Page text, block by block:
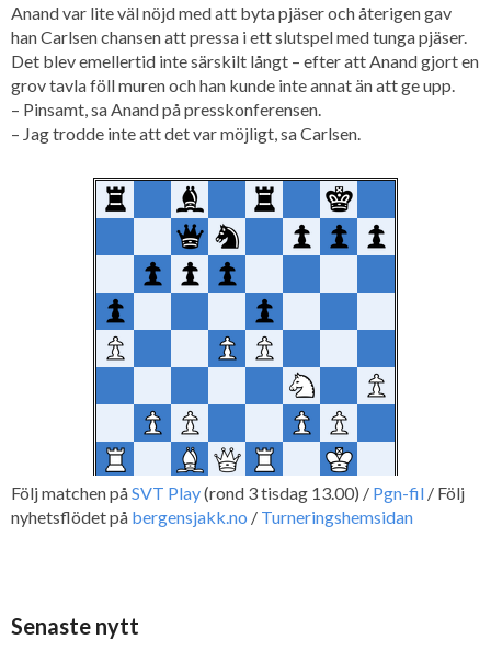
Anand var lite väl nöjd med att byta pjäser och återigen gav
han Carlsen chansen att pressa i ett slutspel med tunga pjäser.
Det blev emellertid inte särskilt långt – efter att Anand gjort en
grov tavla föll muren och han kunde inte annat än att ge upp.
– Pinsamt, sa Anand på presskonferensen.
– Jag trodde inte att det var möjligt, sa Carlsen.
Följ matchen påSVT Play(rond 3 tisdag 13.00) / Pgn-fil / Följ
nyhetsflödet på bergensjakk.no / Turneringshemsidan
Senaste nytt